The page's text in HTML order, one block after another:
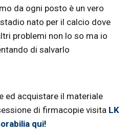
da ogni posto è un vero
nato per il calcio dove
problemi non lo so ma io
di salvarlo
ed acquistare il materiale
di firmacopie visita LK
qui!